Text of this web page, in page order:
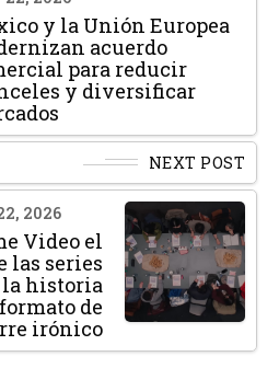
y la Unión Europea
acuerdo
para reducir
y diversificar
NEXT POST
2026
Video el
las series
la historia
de
irónico